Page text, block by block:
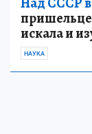
искала и
НАУКА